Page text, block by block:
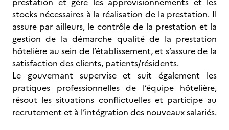
stocks nécessaires à la réalisation de la prestation. Il
assure par ailleurs, le contrôle de la prestation et la
gestion de la démarche qualité de la prestation
hôtelière au sein de l’établissement, et s’assure de la
satisfaction des clients, patients/résidents.
Le gouvernant supervise et suit également les
pratiques professionnelles de l’équipe hôtelière,
résout les situations conflictuelles et participe au
recrutement et à l’intégration des nouveaux salariés.